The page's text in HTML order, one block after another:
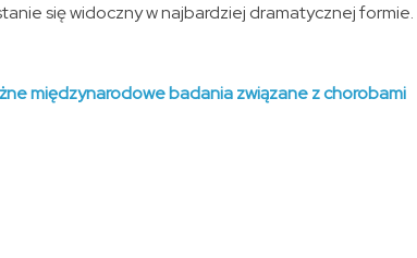
się widoczny w najbardziej dramatycznej formie.
międzynarodowe badania związane z chorobami